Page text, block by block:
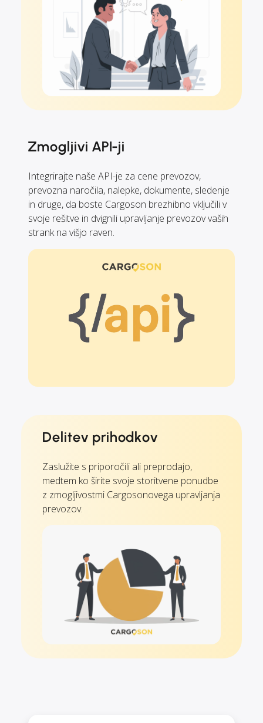
Zmogljivi API-ji
Integrirajte naše API-je za cene prevozov,
prevozna naročila, nalepke, dokumente, sledenje
in druge, da boste Cargoson brezhibno vključili v
svoje rešitve in dvignili upravljanje prevozov vaših
strank na višjo raven.
Delitev prihodkov
Zaslužite s priporočili ali preprodajo,
medtem ko širite svoje storitvene ponudbe
z zmogljivostmi Cargosonovega upravljanja
prevozov.